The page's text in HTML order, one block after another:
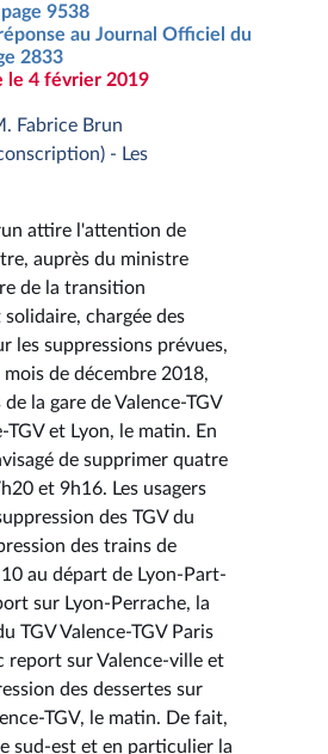
9538
au Journal Officiel du
2833
le 4 février 2019
Fabrice Brun
- Les
attire l'attention de
auprès du ministre
de la transition
chargée des
les suppressions prévues,
de décembre 2018,
la gare de Valence-TGV
TGV et Lyon, le matin. En
de supprimer quatre
et 9h16. Les usagers
des TGV du
des trains de
au départ de Lyon-Part-
sur Lyon-Perrache, la
TGV Valence-TGV Paris
report sur Valence-ville et
des dessertes sur
TGV, le matin. De fait,
sud-est et en particulier la